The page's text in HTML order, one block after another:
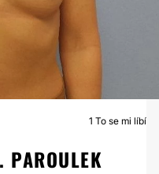
ZVĚTŠENÍ PRSOU
1 To se mi líbí
PAROULEK